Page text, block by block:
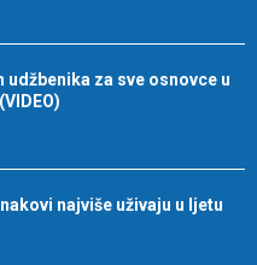
udžbenika za sve osnovce u
najviše uživaju u ljetu